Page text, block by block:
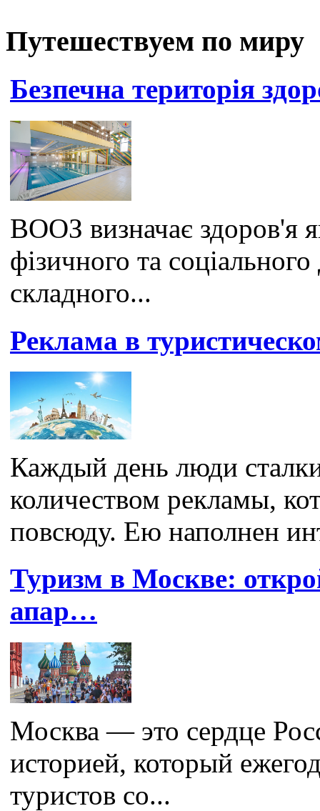
Путешествуем по миру
Безпечна територія
ВООЗ визначає здоров'я
фізичного та
складного...
Реклама в
Каждый день люди
количеством рекламы,
повсюду. Ею наполнен
Туризм в Москве:
апар…
Москва — это сердце
историей, который
туристов со...